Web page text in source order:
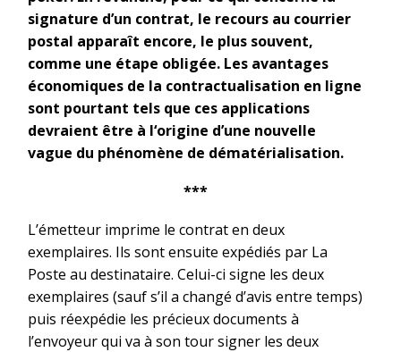
signature d’un contrat, le recours au courrier
postal apparaît encore, le plus souvent,
comme une étape obligée. Les avantages
économiques de la contractualisation en ligne
sont pourtant tels que ces applications
devraient être à l‘origine d’une nouvelle
vague du phénomène de dématérialisation.
***
L’émetteur imprime le contrat en deux
exemplaires. Ils sont ensuite expédiés par La
Poste au destinataire. Celui-ci signe les deux
exemplaires (sauf s’il a changé d’avis entre temps)
puis réexpédie les précieux documents à
l’envoyeur qui va à son tour signer les deux